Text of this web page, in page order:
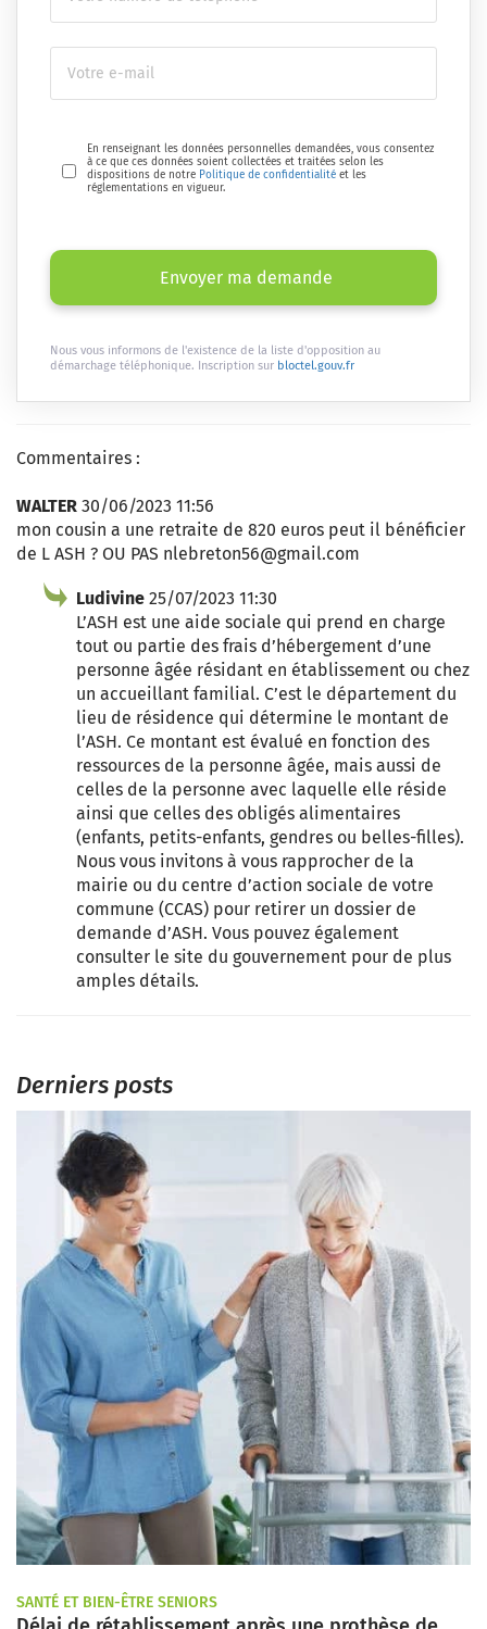
En renseignant les données personnelles demandées, vous consentez
à ce que ces données soient collectées et traitées selon les
dispositions de notre Politique de confidentialité et les
réglementations en vigueur.
Envoyer ma demande
Nous vous informons de l'existence de la liste d'opposition au
démarchage téléphonique. Inscription sur bloctel.gouv.fr
Commentaires :
WALTER 30/06/2023 11:56
mon cousin a une retraite de 820 euros peut il bénéficier
de L ASH ? OU PAS nlebreton56@gmail.com
Ludivine 25/07/2023 11:30
L’ASH est une aide sociale qui prend en charge
tout ou partie des frais d’hébergement d’une
personne âgée résidant en établissement ou chez
un accueillant familial. C’est le département du
lieu de résidence qui détermine le montant de
l’ASH. Ce montant est évalué en fonction des
ressources de la personne âgée, mais aussi de
celles de la personne avec laquelle elle réside
ainsi que celles des obligés alimentaires
(enfants, petits-enfants, gendres ou belles-filles).
Nous vous invitons à vous rapprocher de la
mairie ou du centre d’action sociale de votre
commune (CCAS) pour retirer un dossier de
demande d’ASH. Vous pouvez également
consulter le site du gouvernement pour de plus
amples détails.
Derniers posts
SANTÉ ET BIEN-ÊTRE SENIORS